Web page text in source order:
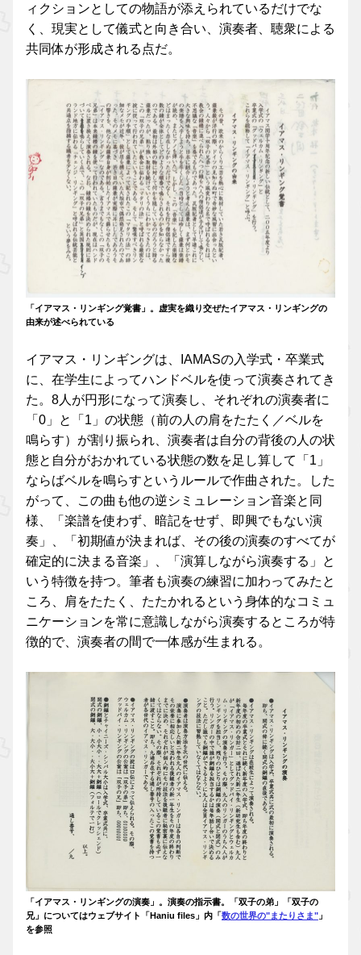
ィクションとしての物語が添えられているだけでな
く、現実として儀式と向き合い、演奏者、聴衆による
共同体が形成される点だ。
「イアマス・リンギング覚書」。虚実を織り交ぜたイアマス・リンギングの
由来が述べられている
イアマス・リンギングは、IAMASの入学式・卒業式
に、在学生によってハンドベルを使って演奏されてき
た。8人が円形になって演奏し、それぞれの演奏者に
「0」と「1」の状態（前の人の肩をたたく／ベルを
鳴らす）が割り振られ、演奏者は自分の背後の人の状
態と自分がおかれている状態の数を足し算して「1」
ならばベルを鳴らすというルールで作曲された。した
がって、この曲も他の逆シミュレーション音楽と同
様、「楽譜を使わず、暗記をせず、即興でもない演
奏」、「初期値が決まれば、その後の演奏のすべてが
確定的に決まる音楽」、「演算しながら演奏する」と
いう特徴を持つ。筆者も演奏の練習に加わってみたと
ころ、肩をたたく、たたかれるという身体的なコミュ
ニケーションを常に意識しながら演奏するところが特
徴的で、演奏者の間で一体感が生まれる。
「イアマス・リンギングの演奏」。演奏の指示書。「双子の弟」「双子の
兄」についてはウェブサイト「Haniu files」内「数の世界の"またりさま" 」
を参照